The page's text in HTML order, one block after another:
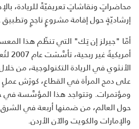
محاضراتٍ ونقاشاتٍ تعريفيّةً للريادة،
إرشاديّةٍ حول إقامة مشروعٍ ناجحٍ
أمّا "جيرلز إن تِك" التي تنظّم هذا
الأنثوي في الريادة التكنولوجية، من
على دمج المرأة في القطاع، كورَش
ومؤتمرات. وتتواجد هذا المؤسَّسة في
حول العالم، من ضمنها أربعة في
والإمارات والكويت والآن الأردن.